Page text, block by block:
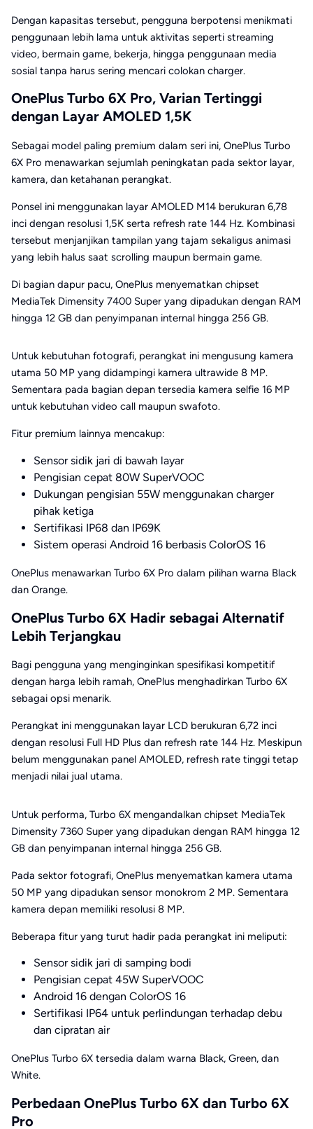
Dengan kapasitas tersebut, pengguna berpotensi menikmati
penggunaan lebih lama untuk aktivitas seperti streaming
video, bermain game, bekerja, hingga penggunaan media
sosial tanpa harus sering mencari colokan charger.
OnePlus Turbo 6X Pro, Varian Tertinggi
dengan Layar AMOLED 1,5K
Sebagai model paling premium dalam seri ini, OnePlus Turbo
6X Pro menawarkan sejumlah peningkatan pada sektor layar,
kamera, dan ketahanan perangkat.
Ponsel ini menggunakan layar AMOLED M14 berukuran 6,78
inci dengan resolusi 1,5K serta refresh rate 144 Hz. Kombinasi
tersebut menjanjikan tampilan yang tajam sekaligus animasi
yang lebih halus saat scrolling maupun bermain game.
Di bagian dapur pacu, OnePlus menyematkan chipset
MediaTek Dimensity 7400 Super yang dipadukan dengan RAM
hingga 12 GB dan penyimpanan internal hingga 256 GB.
Untuk kebutuhan fotografi, perangkat ini mengusung kamera
utama 50 MP yang didampingi kamera ultrawide 8 MP.
Sementara pada bagian depan tersedia kamera selfie 16 MP
untuk kebutuhan video call maupun swafoto.
Fitur premium lainnya mencakup:
Sensor sidik jari di bawah layar
Pengisian cepat 80W SuperVOOC
Dukungan pengisian 55W menggunakan charger
pihak ketiga
Sertifikasi IP68 dan IP69K
Sistem operasi Android 16 berbasis ColorOS 16
OnePlus menawarkan Turbo 6X Pro dalam pilihan warna Black
dan Orange.
OnePlus Turbo 6X Hadir sebagai Alternatif
Lebih Terjangkau
Bagi pengguna yang menginginkan spesifikasi kompetitif
dengan harga lebih ramah, OnePlus menghadirkan Turbo 6X
sebagai opsi menarik.
Perangkat ini menggunakan layar LCD berukuran 6,72 inci
dengan resolusi Full HD Plus dan refresh rate 144 Hz. Meskipun
belum menggunakan panel AMOLED, refresh rate tinggi tetap
menjadi nilai jual utama.
Untuk performa, Turbo 6X mengandalkan chipset MediaTek
Dimensity 7360 Super yang dipadukan dengan RAM hingga 12
GB dan penyimpanan internal hingga 256 GB.
Pada sektor fotografi, OnePlus menyematkan kamera utama
50 MP yang dipadukan sensor monokrom 2 MP. Sementara
kamera depan memiliki resolusi 8 MP.
Beberapa fitur yang turut hadir pada perangkat ini meliputi:
Sensor sidik jari di samping bodi
Pengisian cepat 45W SuperVOOC
Android 16 dengan ColorOS 16
Sertifikasi IP64 untuk perlindungan terhadap debu
dan cipratan air
OnePlus Turbo 6X tersedia dalam warna Black, Green, dan
White.
Perbedaan OnePlus Turbo 6X dan Turbo 6X
Pro